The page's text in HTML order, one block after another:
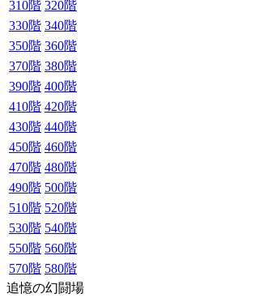
310階 320階
330階 340階
350階 360階
370階 380階
390階 400階
410階 420階
430階 440階
450階 460階
470階 480階
490階 500階
510階 520階
530階 540階
550階 560階
570階 580階
追憶の幻闘場